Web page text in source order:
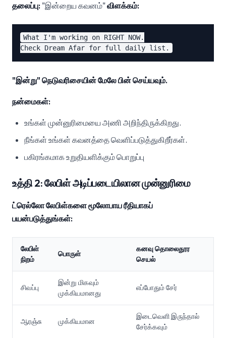
தலைப்பு: "இன்றைய கவனம்"விளக்கம்:
What I'm working on RIGHT NOW.
"இன்று" நெடுவரிசையின் மேலே பின் செய்யவும்.
நன்மைகள்:
உங்கள் முன்னுரிமையை அணி அறிந்திருக்கிறது.
நீங்கள் உங்கள் கவனத்தை வெளிப்படுத்துகிறீர்கள்.
பகிரங்கமாக உறுதியளிக்கும் பொறுப்பு
உத்தி 2: லேபிள் அடிப்படையிலான முன்னுரிமை
ட்ரெல்லோ லேபிள்களை மூலோபாய ரீதியாகப்
பயன்படுத்துங்கள்:
லேபிள்
நிறம்
பொருள்
கனவு தொலைதூர
செயல்
சிவப்பு
இன்று மிகவும்
முக்கியமானது
எப்போதும் சேர்
ஆரஞ்சு முக்கியமான
இடைவெளி இருந்தால்
சேர்க்கவும்